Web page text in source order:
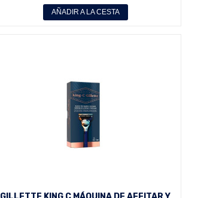
AÑADIR A LA CESTA